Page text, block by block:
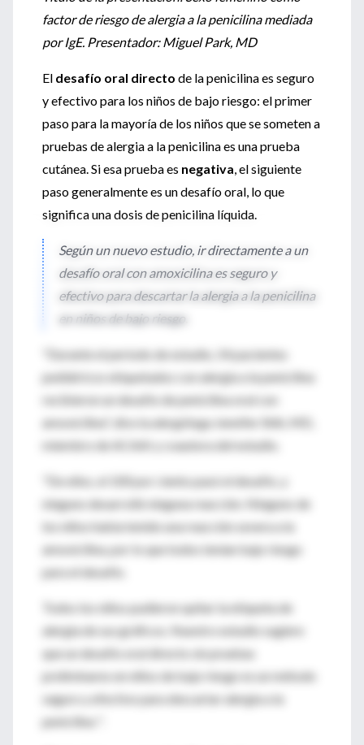
factor de riesgo de alergia a la penicilina mediada
por IgE. Presentador: Miguel Park, MD
El desafío oral directo de la penicilina es seguro
y efectivo para los niños de bajo riesgo: el primer
paso para la mayoría de los niños que se someten a
pruebas de alergia a la penicilina es una prueba
cutánea. Si esa prueba es negativa, el siguiente
paso generalmente es un desafío oral, lo que
significa una dosis de penicilina líquida.
Según un nuevo estudio, ir directamente a un
desafío oral con amoxicilina es seguro y
efectivo para descartar la alergia a la penicilina
en niños de bajo riesgo.
"Durante el período de estudio, 54 pacientes
pediátricos etiquetados con alergia a la penicilina
recibieron un desafío de penicilina oral con
amoxicilina", dice la alergóloga Jennifer Shih, MD,
miembro de ACAAI y coautora del estudio.
"De ellos, el 100 por ciento pasó el desafío, y
ninguno desarrolló ninguna reacción. Ninguno de
los niños había tenido una reacción severa a la
amoxicilina, por lo que todos tenían bajo riesgo
para el desafío.
Todos los niños pudieron quitar la etiqueta de
alergia de sus gráficos. Nuestro estudio sugiere
que un desafío oral directo sin pruebas
preliminares en niños de bajo riesgo es un método
seguro y efectivo para descartar alergia a la
penicilina ".